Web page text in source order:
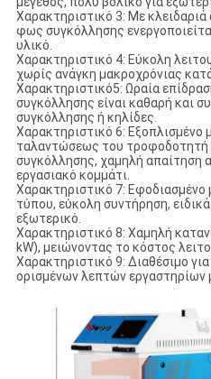
Χαρακτηριστικό 3: Με κλειδαριά
φως συγκόλλησης
υλικό.
Χαρακτηριστικό 4: Εύκολη
χωρίς ανάγκη μακροχρόνιας
Χαρακτηριστικό5: Ωραία
συγκόλλησης είναι καθαρή και
συγκόλλησης ή κηλίδες.
Χαρακτηριστικό 6: Εξοπλισμένο
ταλαντώσεως του τροφοδοτητή
συγκόλλησης, χαμηλή απαίτηση
εργασιακό κομμάτι.
Χαρακτηριστικό 7: Εφοδιασμένο
τύπου, εύκολη συντήρηση,
εξωτερικό.
Χαρακτηριστικό 8: Χαμηλή
kW), μειώνοντας το κόστος
Χαρακτηριστικό 9: Διαθέσιμο
ορισμένων λεπτών εργαστηρίων